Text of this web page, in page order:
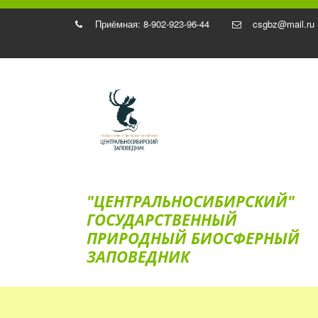
Приёмная: 8-902-923-96-44 csgbz@mail.ru
"ЦЕНТРАЛЬНОСИБИРСКИЙ"
ГОС­УДАРСТВЕННЫЙ
ПРИРОДНЫЙ БИОСФЕРНЫЙ
ЗАПОВЕДНИК